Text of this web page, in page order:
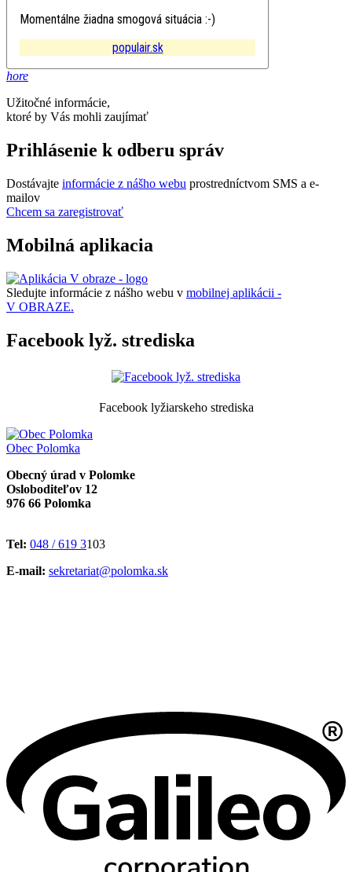
Momentálne žiadna smogová situácia :-)
populair.sk
hore
Užitočné informácie,
ktoré by Vás mohli zaujímať
Prihlásenie k odberu správ
Dostávajte informácie z nášho webu prostredníctvom SMS a e-
mailov
Chcem sa zaregistrovať
Mobilná aplikacia
Sledujte informácie z nášho webu v mobilnej aplikácii -
V OBRAZE.
Facebook lyž. strediska
Facebook lyžiarskeho strediska
Obec Polomka
Obecný úrad v Polomke
Osloboditeľov 12
976 66 Polomka
Tel: 048 / 619 3103
E-mail: sekretariat@polomka.sk